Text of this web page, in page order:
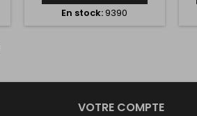
En stock:9390
VOTRE COMPTE